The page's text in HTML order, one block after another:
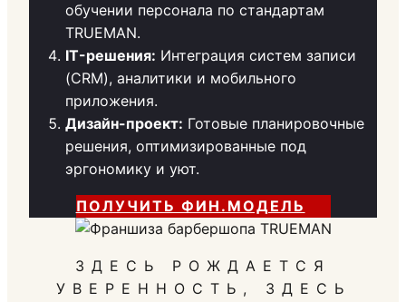
обучении персонала по стандартам
TRUEMAN.
IT-решения: Интеграция систем записи
(CRM), аналитики и мобильного
приложения.
Дизайн-проект: Готовые планировочные
решения, оптимизированные под
эргономику и уют.
ПОЛУЧИТЬ ФИН.МОДЕЛЬ
ЗДЕСЬ РОЖДАЕТСЯ
УВЕРЕННОСТЬ, ЗДЕСЬ